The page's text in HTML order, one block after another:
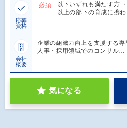
応募
資格
必須
以下いずれも満たす方
以上の部下の育成に携
会社
概要
企業の組織力向上を支援する専
人事・採用領域でのコンサル…
気になる